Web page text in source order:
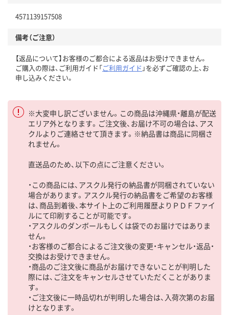
4571139157508
備考（ご注意）
【返品について】お客様のご都合による返品はお受けできません。
ご購入の際は、ご利用ガイド「ご利用ガイド 」を必ずご確認の上、お
申し込みください。
※大変申し訳ございません。この商品は沖縄県・離島が配送
エリア外となります。ご注文後、お届け不可の場合は、アス
クルよりご連絡させて頂きます。※納品書は商品に同梱さ
れません。
直送品のため、以下の点にご注意ください。
・この商品には、アスクル発行の納品書が同梱されていない
場合があります。アスクル発行の納品書をご希望のお客様
は、商品到着後、本サイト上のご利用履歴よりＰＤＦファイ
ルにて印刷することが可能です。
・アスクルのダンボールもしくは袋でのお届けではありま
せん。
・お客様のご都合によるご注文後の変更・キャンセル・返品・
交換はお受けできません。
・商品のご注文後に商品がお届けできないことが判明した
際には、ご注文をキャンセルさせていただくことがありま
す。
・ご注文後に一時品切れが判明した場合は、入荷次第のお届
けとなります。